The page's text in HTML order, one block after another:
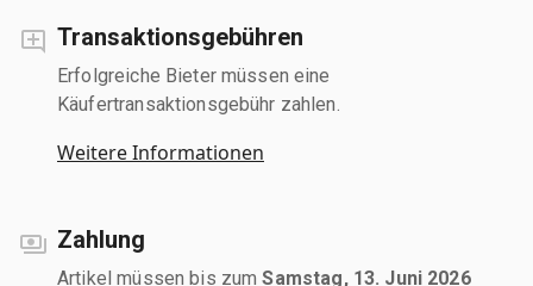
Transaktionsgebühren
Erfolgreiche Bieter müssen eine
Käufertransaktionsgebühr zahlen.
Weitere Informationen
Zahlung
Artikel müssen bis zumSamstag, 13. Juni 2026